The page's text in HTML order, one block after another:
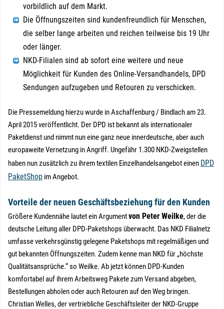
vorbildlich auf dem Markt.
Die Öffnungszeiten sind kundenfreundlich für Menschen,
die selber lange arbeiten und reichen teilweise bis 19 Uhr
oder länger.
NKD-Filialen sind ab sofort eine weitere und neue
Möglichkeit für Kunden des Online-Versandhandels, DPD
Sendungen aufzugeben und Retouren zu verschicken.
Die Pressemeldung hierzu wurde in Aschaffenburg / Bindlach am 23.
April 2015 veröffentlicht. Der DPD ist bekannt als internationaler
Paketdienst und nimmt nun eine ganz neue innerdeutsche, aber auch
europaweite Vernetzung in Angriff. Ungefähr 1.300 NKD-Zweigstellen
haben nun zusätzlich zu ihrem textilen Einzelhandelsangebot einen DPD
PaketShop im Angebot.
Vorteile der neuen Geschäftsbeziehung für den Kunden
Größere Kundennähe lautet ein Argumentvon Peter Weilke, der die
deutsche Leitung aller DPD-Paketshops überwacht. Das NKD Filialnetz
umfasse verkehrsgünstig gelegene Paketshops mit regelmäßigen und
gut bekannten Öffnungszeiten. Zudem kenne man NKD für „höchste
Qualitätsansprüche.“ so Weilke. Ab jetzt können DPD-Kunden
komfortabel auf ihrem Arbeitsweg Pakete zum Versand abgeben,
Bestellungen abholen oder auch Retouren auf den Weg bringen.
Christian Welles, der vertriebliche Geschäftsleiter der NKD-Gruppe